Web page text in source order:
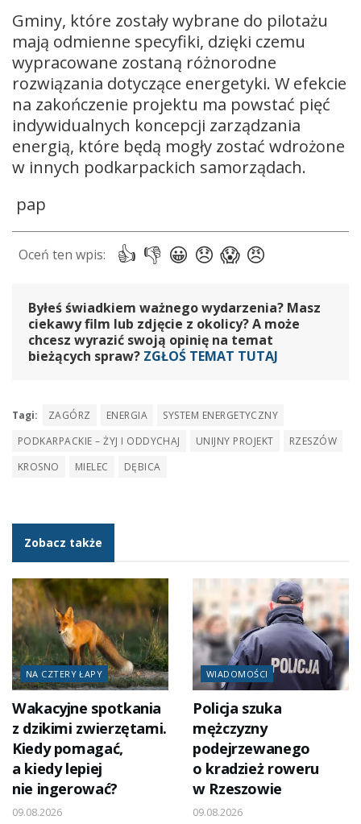
Gminy, które zostały wybrane do pilotażu
mają odmienne specyfiki, dzięki czemu
wypracowane zostaną różnorodne
rozwiązania dotyczące energetyki. W efekcie
na zakończenie projektu ma powstać pięć
indywidualnych koncepcji zarządzania
energią, które będą mogły zostać wdrożone
w innych podkarpackich samorządach.
pap
Byłeś świadkiem ważnego wydarzenia? Masz
ciekawy film lub zdjęcie z okolicy? A może
chcesz wyrazić swoją opinię na temat
bieżących spraw? ZGŁOŚ TEMAT TUTAJ
Tagi: ZAGÓRZ ENERGIA
SYSTEM ENERGETYCZNY
PODKARPACKIE – ŻYJ I ODDYCHAJ
UNIJNY PROJEKT
RZESZÓW
KROSNO
MIELEC DĘBICA
Zobacz także
NA CZTERY ŁAPY
Wakacyjne spotkania
z dzikimi zwierzętami.
Kiedy pomagać,
a kiedy lepiej
nie ingerować?
09.08.2026
WIADOMOŚCI
Policja szuka
mężczyzny
podejrzewanego
o kradzież roweru
w Rzeszowie
09.08.2026